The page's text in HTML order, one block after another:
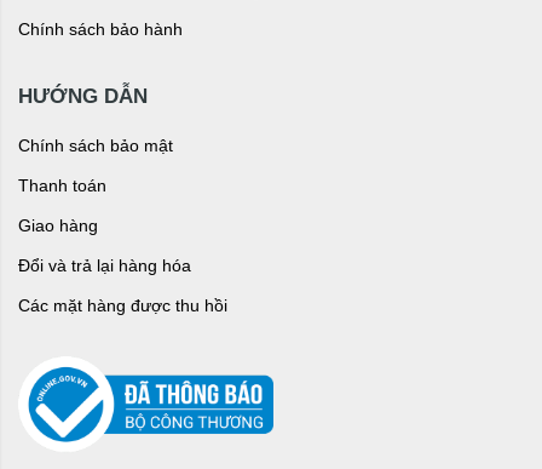
Chính sách bảo hành
HƯỚNG DẪN
Chính sách bảo mật
Thanh toán
Giao hàng
Đổi và trả lại hàng hóa
Các mặt hàng được thu hồi